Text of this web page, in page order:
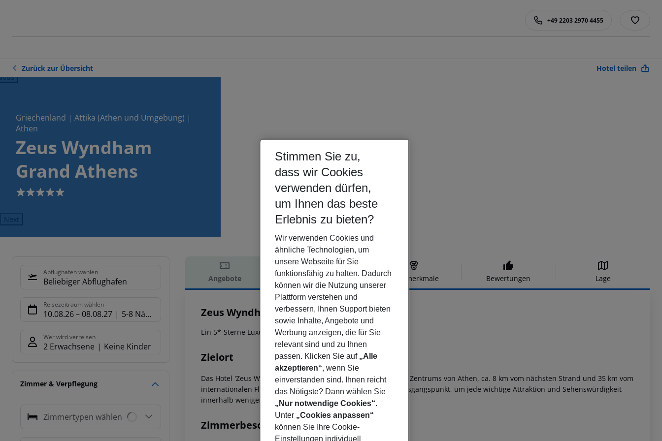
+49 2203 2970 4455
Zurück zur Übersicht Hotel teilen
Griechenland | Attika (Athen und Umgebung) |
Athen
Zeus Wyndham
Grand Athens
5
Next
Abflughafen wählen
Beliebiger Abflughafen
Reisezeitraum wählen
10.08.26– 08.08.27 5-8 Nächte
Wer wird verreisen
2 Erwachsene Keine Kinder
Zimmer & Verpflegung
Zimmertypen wählen
Angebote Hotelbeschreibung Hotelmerkmale Bewertungen Lage
Hotelbeschreibung
Zeus Wyndham Grand Athens
5
Ein 5*-Sterne Luxusparadies im Herzen von Athen!
Zielort
Das Hotel 'Zeus Wyndham Grand Athens' liegt in der Nähe des Zentrums von Athen, ca. 8 km vom nächsten Strand und 35 km vom
internationalen Flughafen entfernt. Das Hotel ist der ideale Ausgangspunkt, um jede wichtige Attraktion und Sehenswürdigkeit
innerhalb weniger Minuten zu erkunden.
Zimmerbeschreibung
Stimmen Sie zu,
dass wir Cookies
verwenden dürfen,
um Ihnen das beste
Erlebnis zu bieten?
Wir verwenden Cookies und
ähnliche Technologien, um
unsere Webseite für Sie
funktionsfähig zu halten. Dadurch
können wir die Nutzung unserer
Plattform verstehen und
verbessern, Ihnen Support bieten
sowie Inhalte, Angebote und
Werbung anzeigen, die für Sie
relevant sind und zu Ihnen
passen. Klicken Sie auf „Alle
akzeptieren“, wenn Sie
einverstanden sind. Ihnen reicht
das Nötigste? Dann wählen Sie
„Nur notwendige Cookies“.
Unter „Cookies anpassen“
können Sie Ihre Cookie-
Einstellungen individuell